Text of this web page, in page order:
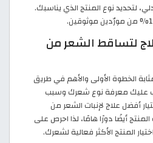
لتحديد نوع المنتج الذي يناسبك.
لتساقط الشعر من
الخطوة الأولى والأهم في طريق
عليك معرفة نوع شعرك وسبب
أفضل علاج لإنبات الشعر من
أيضًا دورًا هامًا، لذا احرص على
المنتج الأكثر فعالية لشعرك.